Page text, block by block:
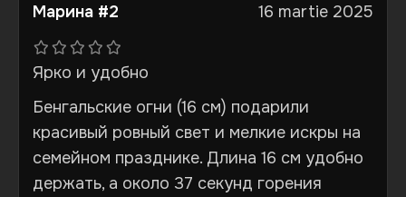
Марина #2 16 martie 2025
Ярко и удобно
Бенгальские огни (16 см) подарили
красивый ровный свет и мелкие искры на
семейном празднике. Длина 16 см удобно
держать, а около 37 секунд горения